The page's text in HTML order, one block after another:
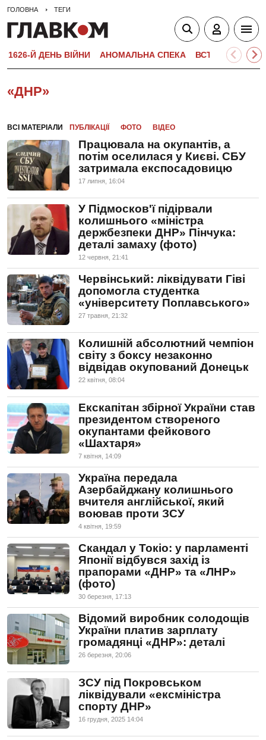
ГОЛОВНА ТЕГИ
1626-Й ДЕНЬ ВІЙНИ АНОМАЛЬНА СПЕКА ВСТУПНА
«ДНР»
ВСІ МАТЕРІАЛИ ПУБЛІКАЦІЇ ФОТО ВІДЕО
Працювала на окупантів, а
потім оселилася у Києві. СБУ
затримала експосадовицю
17 липня, 16:04
У Підмосков'ї підірвали
колишнього «міністра
держбезпеки ДНР» Пінчука:
деталі замаху (фото)
12 червня, 21:41
Червінський: ліквідувати Гіві
допомогла студентка
«університету Поплавського»
27 травня, 21:32
Колишній абсолютний чемпіон
світу з боксу незаконно
відвідав окупований Донецьк
22 квiтня, 08:04
Екскапітан збірної України став
президентом створеного
окупантами фейкового
«Шахтаря»
7 квiтня, 14:09
Україна передала
Азербайджану колишнього
вчителя англійської, який
воював проти ЗСУ
4 квiтня, 19:59
Скандал у Токіо: у парламенті
Японії відбувся захід із
прапорами «ДНР» та «ЛНР»
(фото)
30 березня, 17:13
Відомий виробник солодощів
України платив зарплату
громадянці «ДНР»: деталі
26 березня, 20:06
ЗСУ під Покровськом
ліквідували «ексміністра
спорту ДНР»
16 грудня, 2025 14:04